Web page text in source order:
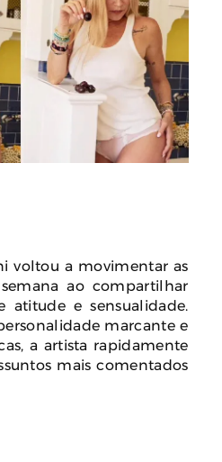
voltou a movimentar as
ao compartilhar
atitude e sensualidade.
marcante e
a artista rapidamente
mais comentados